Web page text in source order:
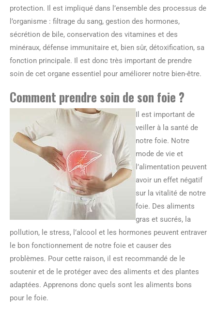
protection. Il est impliqué dans l’ensemble des processus de
l’organisme : filtrage du sang, gestion des hormones,
sécrétion de bile, conservation des vitamines et des
minéraux, défense immunitaire et, bien sûr, détoxification, sa
fonction principale. Il est donc très important de prendre
soin de cet organe essentiel pour améliorer notre bien-être.
Comment prendre soin de son foie ?
Il est important de
veiller à la santé de
notre foie. Notre
mode de vie et
l’alimentation peuvent
avoir un effet négatif
sur la vitalité de notre
foie. Des aliments
gras et sucrés, la
pollution, le stress, l’alcool et les hormones peuvent entraver
le bon fonctionnement de notre foie et causer des
problèmes. Pour cette raison, il est recommandé de le
soutenir et de le protéger avec des aliments et des plantes
adaptées. Apprenons donc quels sont les aliments bons
pour le foie.